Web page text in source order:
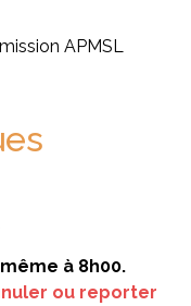
APMSL
à 8h00.
ou reporter